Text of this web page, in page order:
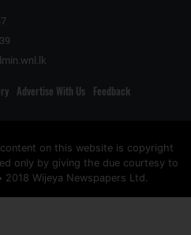
Advertise With Us Feedback
on this website is copyright
only by giving the due courtesy to
Wijeya Newspapers Ltd.